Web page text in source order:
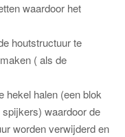
waardoor het
houtstructuur te
( als de
hekel halen (een blok
waardoor de
worden verwijderd en